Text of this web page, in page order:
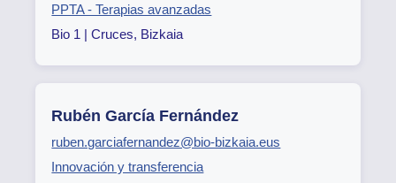
PPTA - Terapias avanzadas
Bio 1 | Cruces, Bizkaia
Rubén García Fernández
ruben.garciafernandez@bio-bizkaia.eus
Innovación y transferencia